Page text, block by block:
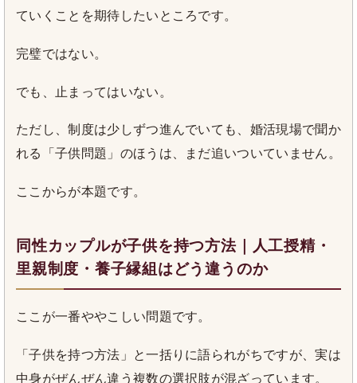
ていくことを期待したいところです。
完璧ではない。
でも、止まってはいない。
ただし、制度は少しずつ進んでいても、婚活現場で聞か
れる「子供問題」のほうは、まだ追いついていません。
ここからが本題です。
同性カップルが子供を持つ方法｜人工授精・
里親制度・養子縁組はどう違うのか
ここが一番ややこしい問題です。
「子供を持つ方法」と一括りに語られがちですが、実は
中身がぜんぜん違う複数の選択肢が混ざっています。